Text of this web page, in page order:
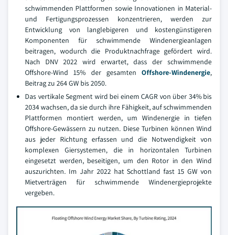
schwimmenden Plattformen sowie Innovationen in Material-
und Fertigungsprozessen konzentrieren, werden zur
Entwicklung von langlebigeren und kostengünstigeren
Komponenten für schwimmende Windenergieanlagen
beitragen, wodurch die Produktnachfrage gefördert wird.
Nach DNV 2022 wird erwartet, dass der schwimmende
Offshore-Wind 15% der gesamten Offshore-Windenergie,
Beitrag zu 264 GW bis 2050.
Das vertikale Segment wird bei einem CAGR von über 34% bis
2034 wachsen, da sie durch ihre Fähigkeit, auf schwimmenden
Plattformen montiert werden, um Windenergie in tiefen
Offshore-Gewässern zu nutzen. Diese Turbinen können Wind
aus jeder Richtung erfassen und die Notwendigkeit von
komplexen Giersystemen, die in horizontalen Turbinen
eingesetzt werden, beseitigen, um den Rotor in den Wind
auszurichten. Im Jahr 2022 hat Schottland fast 15 GW von
Mietverträgen für schwimmende Windenergieprojekte
vergeben.